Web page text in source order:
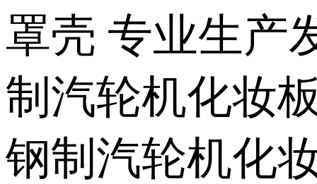
罩壳 专业生产
制汽轮机化妆
钢制汽轮机化